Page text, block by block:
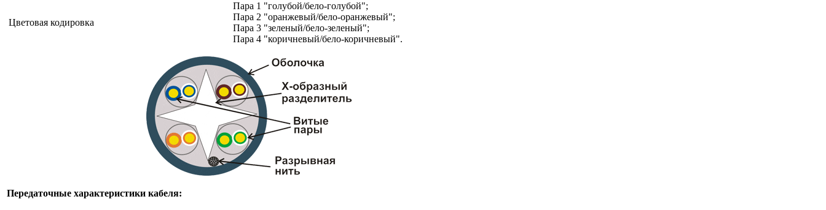
Цветовая кодировка
Пара 1 "голубой/бело-голубой";
Пара 2 "оранжевый/бело-оранжевый";
Пара 3 "зеленый/бело-зеленый";
Пара 4 "коричневый/бело-коричневый".
Передаточные характеристики кабеля: